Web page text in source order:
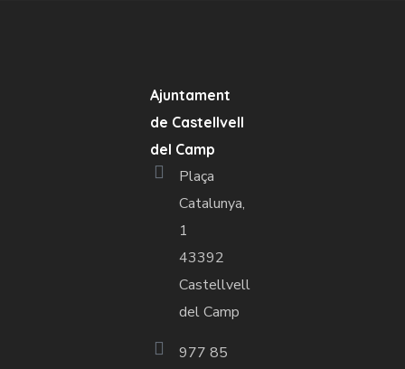
Ajuntament
de Castellvell
del Camp
Plaça
Catalunya,
1
43392
Castellvell
del Camp
977 85